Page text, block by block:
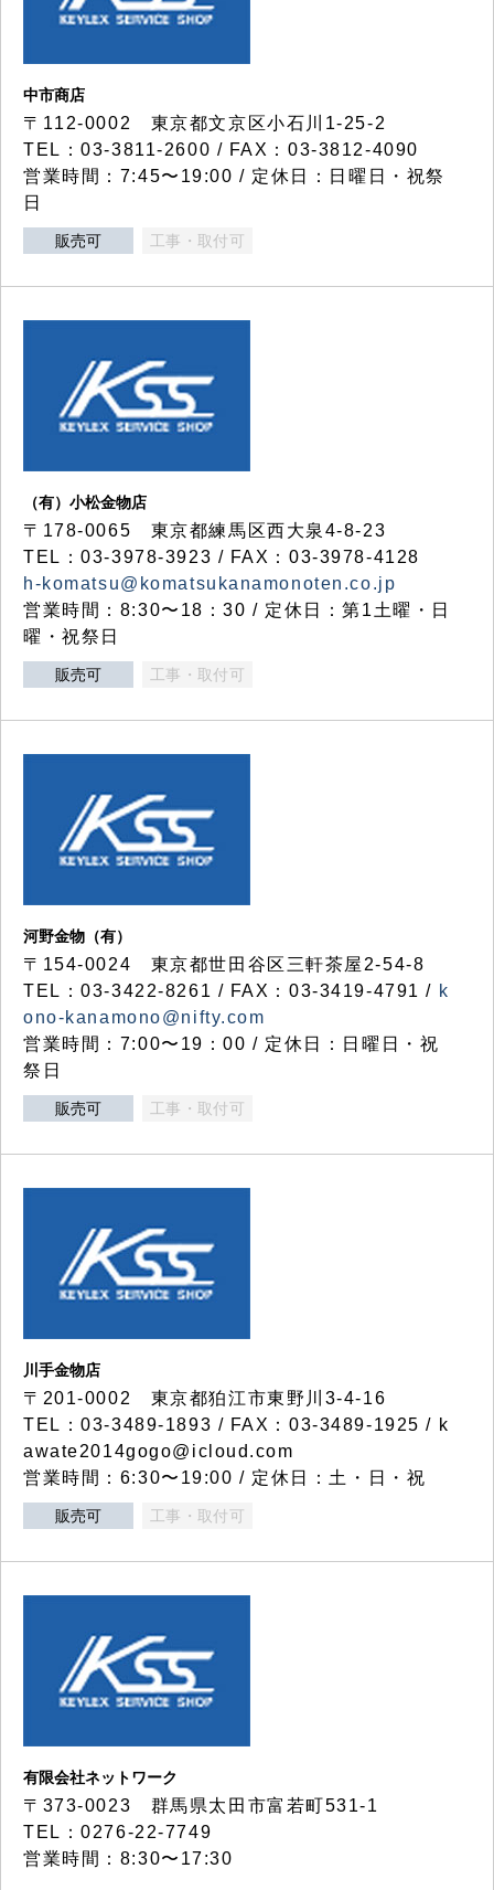
中市商店
〒112-0002 東京都文京区小石川1-25-2
TEL：03-3811-2600 / FAX：03-3812-4090
営業時間：7:45〜19:00 / 定休日：日曜日・祝祭
日
販売可 工事・取付可
（有）小松金物店
〒178-0065 東京都練馬区西大泉4-8-23
TEL：03-3978-3923 / FAX：03-3978-4128
h-komatsu@komatsukanamonoten.co.jp
営業時間：8:30〜18：30 / 定休日：第1土曜・日
曜・祝祭日
販売可 工事・取付可
河野金物（有）
〒154-0024 東京都世田谷区三軒茶屋2-54-8
TEL：03-3422-8261 / FAX：03-3419-4791 / k
ono-kanamono@nifty.com
営業時間：7:00〜19：00 / 定休日：日曜日・祝
祭日
販売可 工事・取付可
川手金物店
〒201-0002 東京都狛江市東野川3-4-16
TEL：03-3489-1893 / FAX：03-3489-1925 / k
awate2014gogo@icloud.com
営業時間：6:30〜19:00 / 定休日：土・日・祝
販売可 工事・取付可
有限会社ネットワーク
〒373-0023 群馬県太田市富若町531-1
TEL：0276-22-7749
営業時間：8:30〜17:30